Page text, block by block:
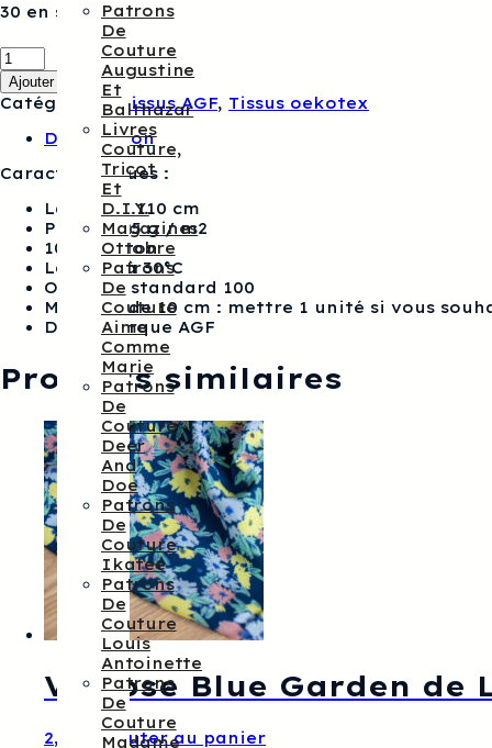
Patrons
De
Couture
Augustine
Et
Balthazar
Livres
Couture,
Tricot
Et
D.I.Y.
Magazines
Ottobre
Patrons
De
Couture
Aime
Comme
Marie
Patrons
De
Couture
Deer
And
Doe
Patrons
De
Couture
Ikatee
Patrons
De
Couture
Louis
Antoinette
Patrons
De
Couture
Madame
30 en stock
quantité
de
Tissu
Sunburst
baigneuses
AGF
Ajouter au panier
Catégories :Tissus AGF, Tissus oekotex
Description
Caractéristiques :
Largeur : 110 cm
Poids : 125 g / m2
100 % coton
Lavable à 30°C
Oekotex standard 100
Multiple de 10 cm : mettre 1 unité si vous
De la marque AGF
Produits similaires
Viscose Blue Garden de
2,10 Ajouter au panier